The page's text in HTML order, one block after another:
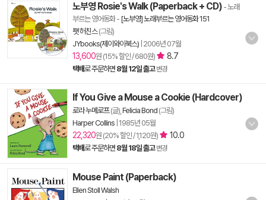
노부영 Rosie's Walk (Paperback + CD) - 노래
부르는 영어동화- [노부영] 노래부르는 영어동화 151
팻 허친스(그림)
JYbooks(제이와이북스) 2006년 07월
13,600원 (15% 할인 / 680원) 8.7
택배로 주문하면 8월 12일 출고 변경
If You Give a Mouse a Cookie (Hardcover)
로라 누메로프(글), Felicia Bond (그림)
Harper Collins 1985년 05월
22,320원 (20% 할인 / 1,120원) 10.0
택배로 주문하면 8월 18일 출고 변경
Mouse Paint (Paperback)
Ellen Stoll Walsh